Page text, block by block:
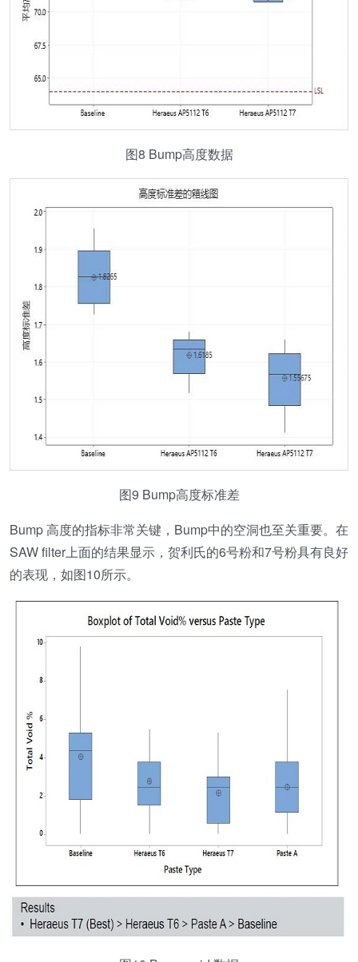
图8 Bump高度数据
图9 Bump高度标准差
Bump 高度的指标非常关键，Bump中的空洞也至关重要。在
SAW filter上面的结果显示，贺利氏的6号粉和7号粉具有良好
的表现，如图10所示。